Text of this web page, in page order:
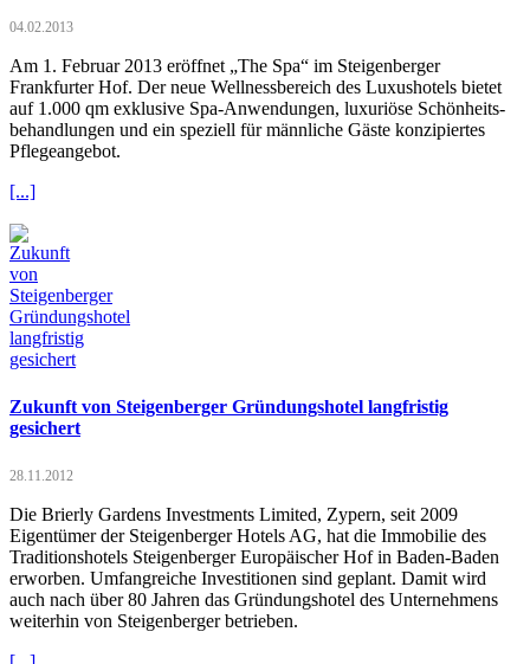
04.02.2013
Am 1. Februar 2013 eröffnet „The Spa“ im Steigenberger
Frankfurter Hof. Der neue Wellnessbereich des Luxushotels bietet
auf 1.000 qm exklusive Spa-Anwendungen, luxuriöse Schönheits-
behandlungen und ein speziell für männliche Gäste konzipiertes
Pflegeangebot.
[...]
Zukunft von Steigenberger Gründungshotel langfristig
gesichert
28.11.2012
Die Brierly Gardens Investments Limited, Zypern, seit 2009
Eigentümer der Steigenberger Hotels AG, hat die Immobilie des
Traditionshotels Steigenberger Europäischer Hof in Baden-Baden
erworben. Umfangreiche Investitionen sind geplant. Damit wird
auch nach über 80 Jahren das Gründungshotel des Unternehmens
weiterhin von Steigenberger betrieben.